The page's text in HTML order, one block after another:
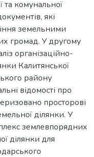
та комунальної
які
земельними
громад. У другому
організаційно-
Калитянської
району
відомості про
просторові
ділянки. У
землевпорядних
ділянки для